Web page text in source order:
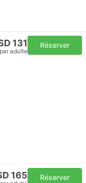
131
par adulte
Réserver
165 Réserver